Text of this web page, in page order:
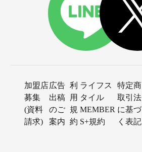
加盟店
募集
(資料
請求)
広告
出稿
のご
案内
利
用
規
約
ライフス
タイル
MEMBER
S+規約
特定商
取引法
に基づ
く表記